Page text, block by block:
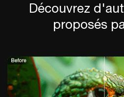
Découvrez
proposés